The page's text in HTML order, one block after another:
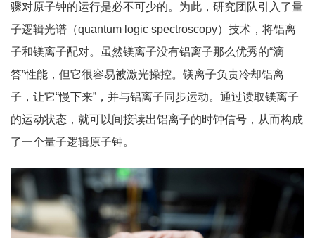
骤对原子钟的运行是必不可少的。为此，研究团队引入了量
子逻辑光谱（quantum logic spectroscopy）技术，将铝离
子和镁离子配对。虽然镁离子没有铝离子那么优秀的“滴
答”性能，但它很容易被激光操控。镁离子负责冷却铝离
子，让它“慢下来”，并与铝离子同步运动。通过读取镁离子
的运动状态，就可以间接读出铝离子的时钟信号，从而构成
了一个量子逻辑原子钟。